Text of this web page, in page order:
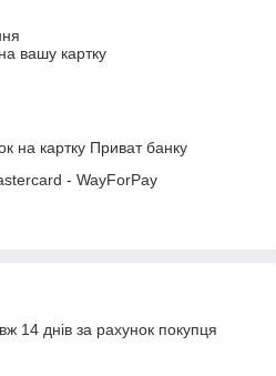
вашу картку
на картку Приват банку
- WayForPay
14 днів за рахунок покупця